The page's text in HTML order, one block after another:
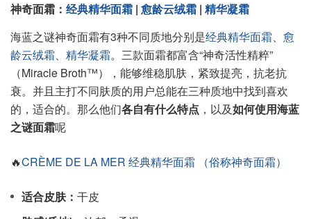
神奇面霜： 经典精华面霜 | 愈龄云绒霜 | 精华凝霜
海蓝之谜神奇面霜有3种不同质地分别是经典精华面霜、 愈
龄云绒霜、 精华凝霜。三款面霜都富含“神奇活性精粹”
（Miracle Broth™），能够维稳肌肤，紧致提亮，抗老抗
衰。并且主打不同肤质的用户总能在三种质地中找到喜欢
的，适合的。那么他们各自有什么特点 ，以及如何使用海蓝
之谜面霜呢
🔥CRÈME DE LA MER 经典精华面霜 （俗称神奇面霜）
适合皮肤： 干皮